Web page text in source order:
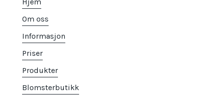
Om oss
Informasjon
Priser
Produkter
Blomsterbutikk